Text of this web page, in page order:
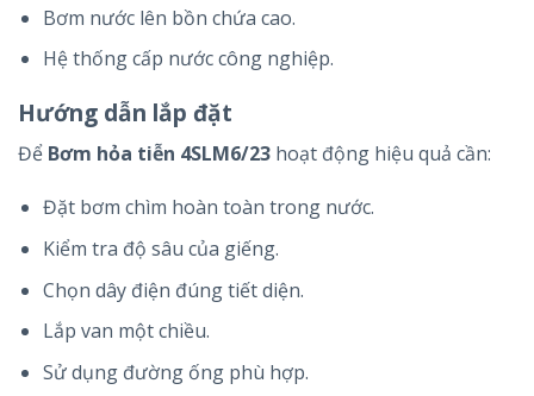
Bơm nước lên bồn chứa cao.
Hệ thống cấp nước công nghiệp.
Hướng dẫn lắp đặt
Để Bơm hỏa tiễn 4SLM6/23 hoạt động hiệu quả cần:
Đặt bơm chìm hoàn toàn trong nước.
Kiểm tra độ sâu của giếng.
Chọn dây điện đúng tiết diện.
Lắp van một chiều.
Sử dụng đường ống phù hợp.